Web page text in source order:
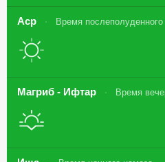
Аср Время
Магриб - Ифтар Время